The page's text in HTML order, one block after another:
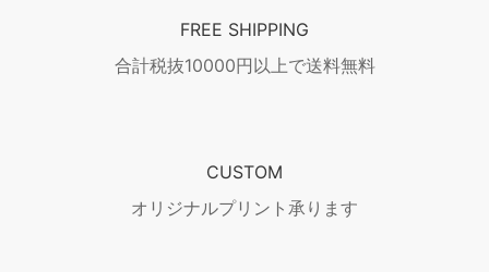
FREE SHIPPING
合計税抜10000円以上で送料無料
CUSTOM
オリジナルプリント承ります